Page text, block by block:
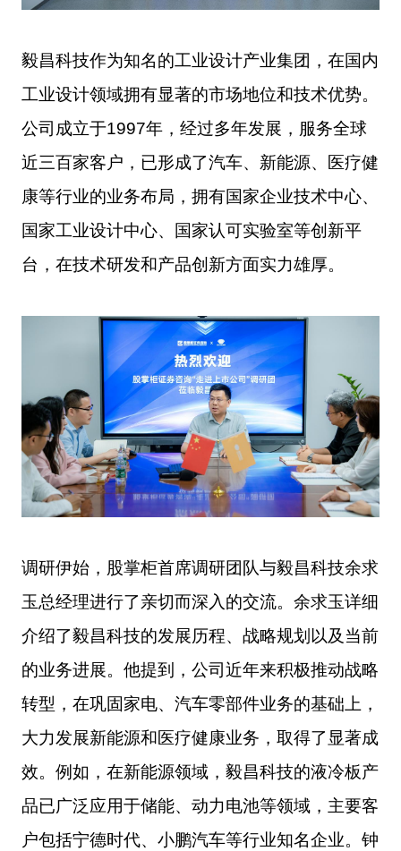
毅昌科技作为知名的工业设计产业集团，在国内
工业设计领域拥有显著的市场地位和技术优势。
公司成立于1997年，经过多年发展，服务全球
近三百家客户，已形成了汽车、新能源、医疗健
康等行业的业务布局，拥有国家企业技术中心、
国家工业设计中心、国家认可实验室等创新平
台，在技术研发和产品创新方面实力雄厚。
调研伊始，股掌柜首席调研团队与毅昌科技余求
玉总经理进行了亲切而深入的交流。 余求玉详细
介绍了毅昌科技的发展历程、战略规划以及当前
的业务进展。他提到，公司近年来积极推动战略
转型，在巩固家电、汽车零部件业务的基础上，
大力发展新能源和医疗健康业务，取得了显著成
效。例如，在新能源领域，毅昌科技的液冷板产
品已广泛应用于储能、动力电池等领域，主要客
户包括宁德时代、小鹏汽车等行业知名企业。钟